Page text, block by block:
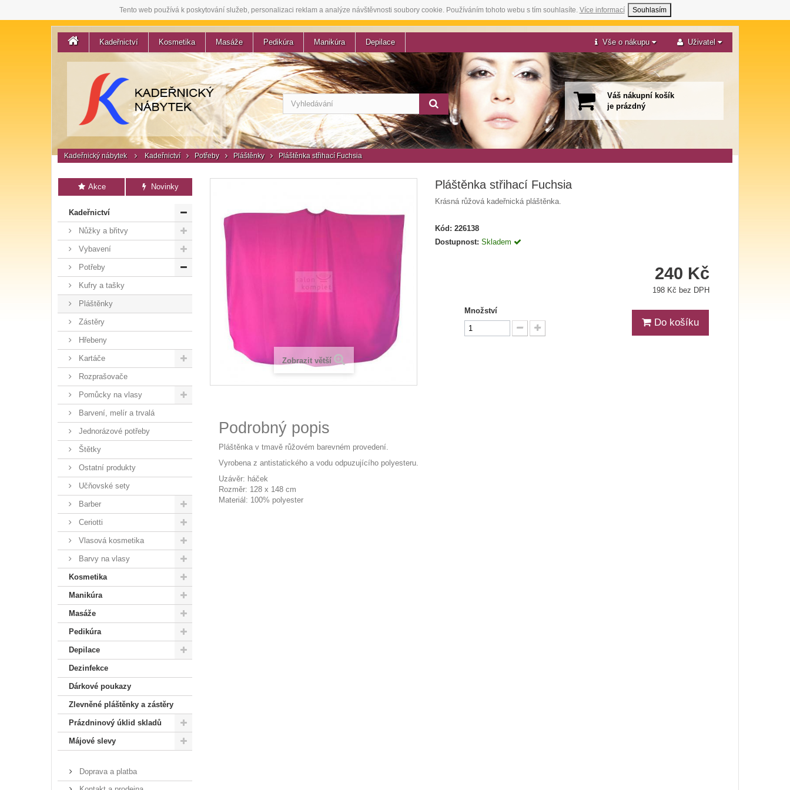
Tento web používá k poskytování služeb, personalizaci reklam a analýze návštěvnosti soubory cookie. Používáním tohoto webu s tím souhlasíte. Více informací Souhlasím
Kadeřnictví Kosmetika Masáže Pedikúra Manikúra Depilace Vše o nákupu Uživatel
Váš nákupní košík
je prázdný
Kadeřnický nábytek Kadeřnictví Potřeby Pláštěnky Pláštěnka střihací Fuchsia
Akce Novinky
Kadeřnictví
Nůžky a břitvy
Vybavení
Potřeby
Kufry a tašky
Pláštěnky
Zástěry
Hřebeny
Kartáče
Rozprašovače
Pomůcky na vlasy
Barvení, melír a trvalá
Jednorázové potřeby
Štětky
Ostatní produkty
Učňovské sety
Barber
Ceriotti
Vlasová kosmetika
Barvy na vlasy
Kosmetika
Manikúra
Masáže
Pedikúra
Depilace
Dezinfekce
Dárkové poukazy
Zlevněné pláštěnky a zástěry
Prázdninový úklid skladů
Májové slevy
Doprava a platba
Zobrazit větší
Pláštěnka střihací Fuchsia
Krásná růžová kadeřnická pláštěnka.
Kód: 226138
Dostupnost: Skladem
240 Kč
198 Kč bez DPH
Množství
Do košíku
Podrobný popis
Pláštěnka v tmavě růžovém barevném provedení.
Vyrobena z antistatického a vodu odpuzujícího polyesteru.
Uzávěr: háček
Rozměr: 128 x 148 cm
Materiál: 100% polyester